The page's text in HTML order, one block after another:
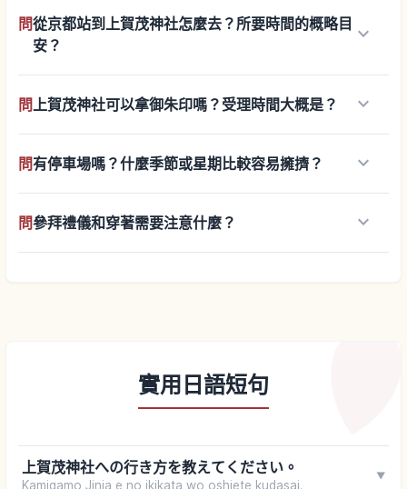
問從京都站到上賀茂神社怎麼去？所要時間的概略目
安？
keyboard_arrow_down
問上賀茂神社可以拿御朱印嗎？受理時間大概是？ keyboard_arrow_down
問有停車場嗎？什麼季節或星期比較容易擁擠？ keyboard_arrow_down
問參拜禮儀和穿著需要注意什麼？ keyboard_arrow_down
實用日語短句
上賀茂神社への行き方を教えてください。
Kamigamo Jinja e no ikikata wo oshiete kudasai.
▼